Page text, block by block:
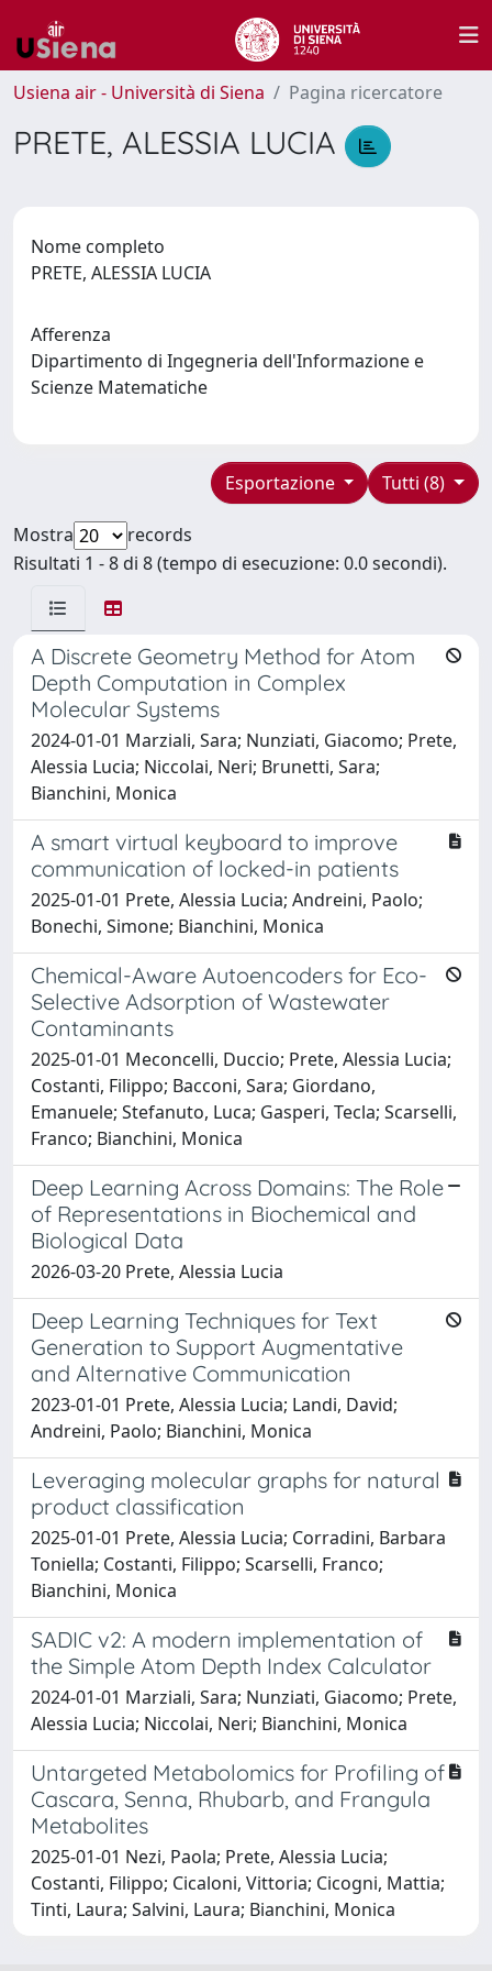
Usiena air - Università di Siena Pagina ricercatore
PRETE, ALESSIA LUCIA
Nome completo
PRETE, ALESSIA LUCIA
Afferenza
Dipartimento di Ingegneria dell'Informazione e
Scienze Matematiche
Tutti (8)
Esportazione
Mostra
records
Risultati 1 - 8 di 8 (tempo di esecuzione: 0.0 secondi).
A Discrete Geometry Method for Atom
Depth Computation in Complex
Molecular Systems
2024-01-01 Marziali, Sara; Nunziati, Giacomo; Prete,
Alessia Lucia; Niccolai, Neri; Brunetti, Sara;
Bianchini, Monica
A smart virtual keyboard to improve
communication of locked-in patients
2025-01-01 Prete, Alessia Lucia; Andreini, Paolo;
Bonechi, Simone; Bianchini, Monica
Chemical-Aware Autoencoders for Eco-
Selective Adsorption of Wastewater
Contaminants
2025-01-01 Meconcelli, Duccio; Prete, Alessia Lucia;
Costanti, Filippo; Bacconi, Sara; Giordano,
Emanuele; Stefanuto, Luca; Gasperi, Tecla; Scarselli,
Franco; Bianchini, Monica
Deep Learning Across Domains: The Role
of Representations in Biochemical and
Biological Data
2026-03-20 Prete, Alessia Lucia
Deep Learning Techniques for Text
Generation to Support Augmentative
and Alternative Communication
2023-01-01 Prete, Alessia Lucia; Landi, David;
Andreini, Paolo; Bianchini, Monica
Leveraging molecular graphs for natural
product classification
2025-01-01 Prete, Alessia Lucia; Corradini, Barbara
Toniella; Costanti, Filippo; Scarselli, Franco;
Bianchini, Monica
SADIC v2: A modern implementation of
the Simple Atom Depth Index Calculator
2024-01-01 Marziali, Sara; Nunziati, Giacomo; Prete,
Alessia Lucia; Niccolai, Neri; Bianchini, Monica
Untargeted Metabolomics for Profiling of
Cascara, Senna, Rhubarb, and Frangula
Metabolites
2025-01-01 Nezi, Paola; Prete, Alessia Lucia;
Costanti, Filippo; Cicaloni, Vittoria; Cicogni, Mattia;
Tinti, Laura; Salvini, Laura; Bianchini, Monica